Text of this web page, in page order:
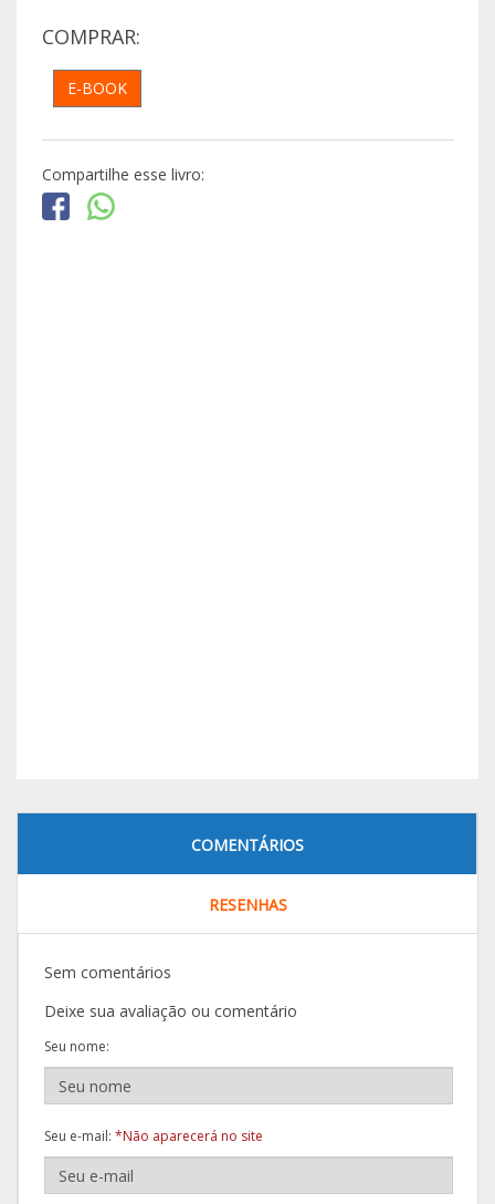
COMPRAR:
E-BOOK
Compartilhe esse livro:
COMENTÁRIOS
RESENHAS
Sem comentários
Deixe sua avaliação ou comentário
Seu nome:
Seu e-mail: *Não aparecerá no site